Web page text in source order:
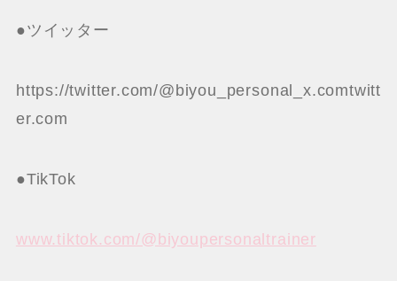
●ツイッター
https://twitter.com/@biyou_personal_x.comtwitt
er.com
●TikTok
www.tiktok.com/@biyoupersonaltrainer